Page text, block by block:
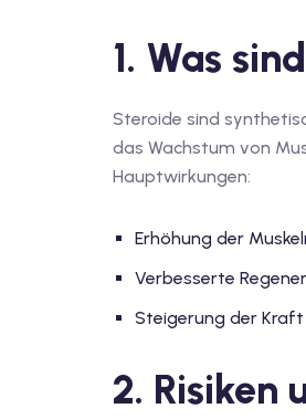
1. Was
Steroide sind
das Wachstum von
Hauptwirkungen:
Erhöhung der
Verbesserte
Steigerung der
2. Risiken